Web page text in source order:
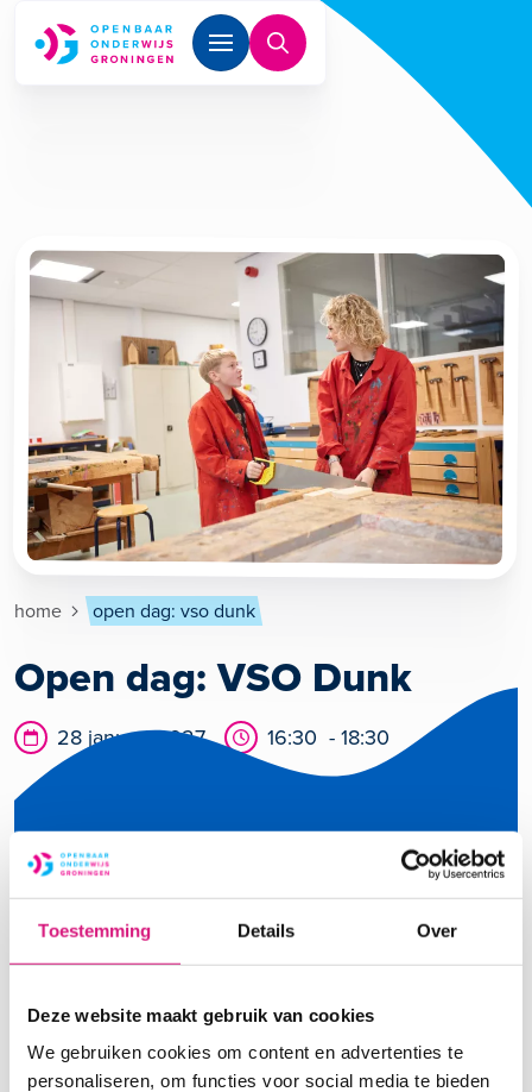
Toestemming Details Over
Deze website maakt gebruik van cookies
We gebruiken cookies om content en advertenties te
personaliseren, om functies voor social media te bieden
Overslaan en naar de inhoud gaan
Kruimelpad
home open dag: vso dunk
Open dag: VSO Dunk
Datum28 januari 2027 Tijd 16:30 - 18:30
Kijk voor meer informatie op:VSO Dunk ›